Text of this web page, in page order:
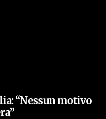
“Nessun motivo